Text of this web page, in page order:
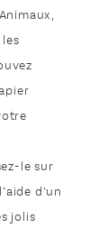
le sur
d’un
jolis